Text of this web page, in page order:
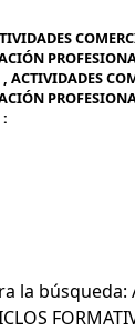
ACTIVIDADES
:
la búsqueda: